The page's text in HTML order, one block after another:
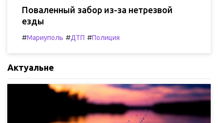
Поваленный забор из-за нетрезвой
езды
#Мариуполь #ДТП #Полиция
Актуальне